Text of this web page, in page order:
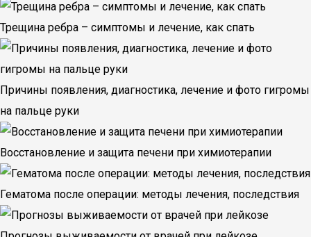
Трещина ребра – симптомы и лечение, как спать
Причины появления, диагностика, лечение и фото гигромы
на пальце руки
Восстановление и защита печени при химиотерапии
Гематома после операции: методы лечения, последствия